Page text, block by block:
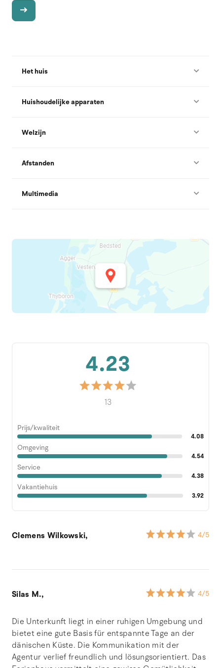
Het huis
Huishoudelijke apparaten
Welzijn
Afstanden
Multimedia
4.23
13
Prijs/kwaliteit
4.08
Omgeving
4.54
Service
4.38
Vakantiehuis
3.92
Clemens Wilkowski, 4/5
Silas M., 4/5
Die Unterkunft liegt in einer ruhigen Umgebung und
bietet eine gute Basis für entspannte Tage an der
dänischen Küste. Die Kommunikation mit der
Agentur verlief freundlich und lösungsorientiert. Das